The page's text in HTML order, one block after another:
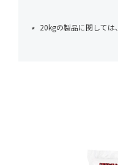
20kgの製品に関しては、